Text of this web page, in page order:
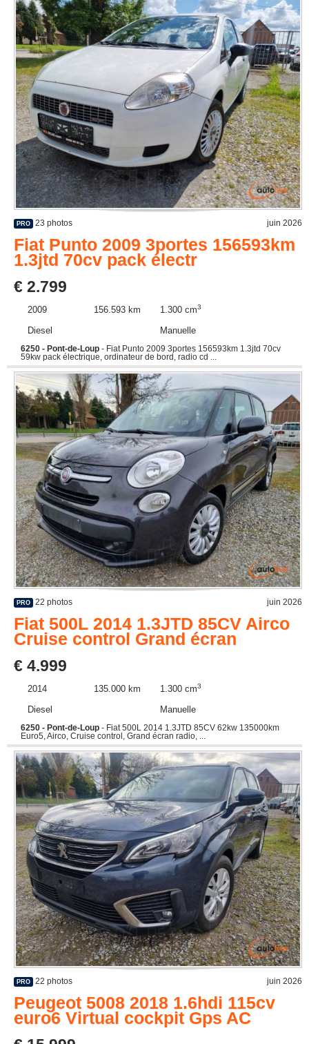
PRO 23 photos juin 2026
Fiat Punto 2009 3portes 156593km
1.3jtd 70cv pack électr
€ 2.799
2009 156.593 km 1.300 cm3
Diesel Manuelle
6250 - Pont-de-Loup - Fiat Punto 2009 3portes 156593km 1.3jtd 70cv
59kw pack électrique, ordinateur de bord, radio cd ...
PRO 22 photos juin 2026
Fiat 500L 2014 1.3JTD 85CV Airco
Cruise control Grand écran
€ 4.999
2014 135.000 km 1.300 cm3
Diesel Manuelle
6250 - Pont-de-Loup - Fiat 500L 2014 1.3JTD 85CV 62kw 135000km
Euro5, Airco, Cruise control, Grand écran radio, ...
PRO 22 photos juin 2026
Peugeot 5008 2018 1.6hdi 115cv
euro6 Virtual cockpit Gps AC